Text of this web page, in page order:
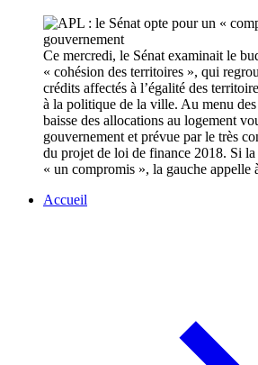
Ce mercredi, le Sénat examinait le
« cohésion des territoires », qui
crédits affectés à l’égalité des
à la politique de la ville. Au menu des
baisse des allocations au logement
gouvernement et prévue par le très
du projet de loi de finance 2018. Si
« un compromis », la gauche appelle
Accueil